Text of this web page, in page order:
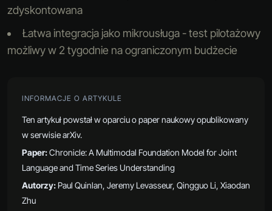
zdyskontowana
Łatwa integracja jako mikrousługa - test pilotażowy
możliwy w 2 tygodnie na ograniczonym budżecie
INFORMACJE O ARTYKULE
Ten artykuł powstał w oparciu o paper naukowy opublikowany
w serwisie arXiv.
Paper:Chronicle: A Multimodal Foundation Model for Joint
Language and Time Series Understanding
Autorzy: Paul Quinlan, Jeremy Levasseur, Qingguo Li, Xiaodan
Zhu